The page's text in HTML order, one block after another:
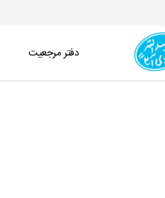
دفتر مرجعیت